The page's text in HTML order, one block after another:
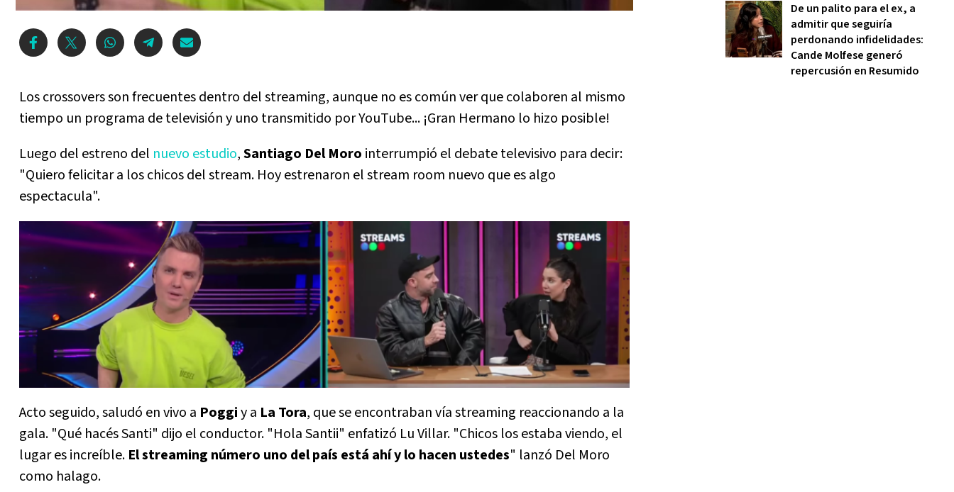
Los crossovers son frecuentes dentro del streaming, aunque no es común ver que colaboren al mismo
tiempo un programa de televisión y uno transmitido por YouTube... ¡Gran Hermano lo hizo posible!
Luego del estreno del nuevo estudio,Santiago Del Moro interrumpió el debate televisivo para decir:
"Quiero felicitar a los chicos del stream. Hoy estrenaron el stream room nuevo que es algo
espectacula".
Acto seguido, saludó en vivo a Poggiy a La Tora, que se encontraban vía streaming reaccionando a la
gala. "Qué hacés Santi" dijo el conductor. "Hola Santii" enfatizó Lu Villar. "Chicos los estaba viendo, el
lugar es increíble. El streaming número uno del país está ahí y lo hacen ustedes" lanzó Del Moro
como halago.
De un palito para el ex, a
admitir que seguiría
perdonando infidelidades:
Cande Molfese generó
repercusión en Resumido